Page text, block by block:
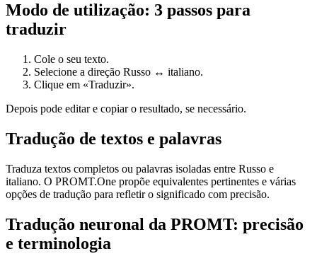
Modo de utilização: 3 passos para
traduzir
Cole o seu texto.
Selecione a direção Russo ↔ italiano.
Clique em «Traduzir».
Depois pode editar e copiar o resultado, se necessário.
Tradução de textos e palavras
Traduza textos completos ou palavras isoladas entre Russo e
italiano. O PROMT.One propõe equivalentes pertinentes e várias
opções de tradução para refletir o significado com precisão.
Tradução neuronal da PROMT: precisão
e terminologia